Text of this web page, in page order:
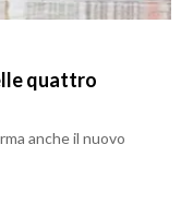
quattro
anche il nuovo